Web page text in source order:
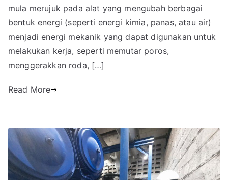
mula merujuk pada alat yang mengubah berbagai
bentuk energi (seperti energi kimia, panas, atau air)
menjadi energi mekanik yang dapat digunakan untuk
melakukan kerja, seperti memutar poros,
menggerakkan roda, […]
Read More